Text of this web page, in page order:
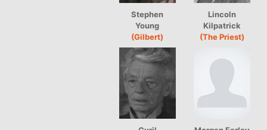
Stephen
Young
(Gilbert)
Lincoln
Kilpatrick
(The Priest)